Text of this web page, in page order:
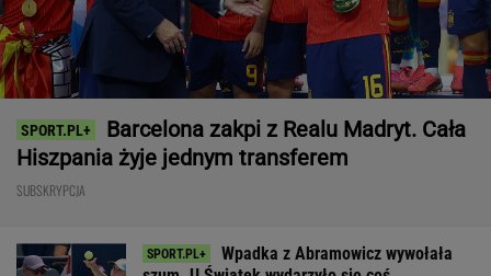
Barcelona zakpi z Realu Madryt. Cała
Hiszpania żyje jednym transferem
SUBSKRYPCJA
Wpadka z Abramowicz wywołała